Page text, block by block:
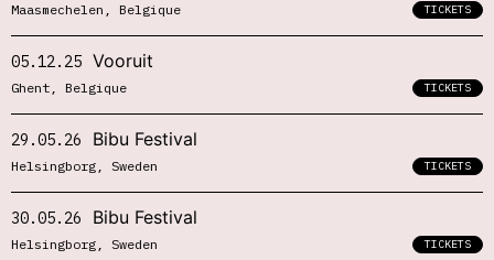
Maasmechelen, Belgique TICKETS
05.12.25 Vooruit
Ghent, Belgique TICKETS
29.05.26 Bibu Festival
Helsingborg, Sweden TICKETS
30.05.26 Bibu Festival
Helsingborg, Sweden TICKETS